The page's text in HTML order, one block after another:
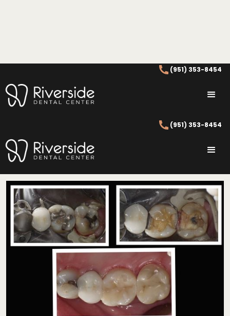
(951) 353-8454
(951) 353-8454
Empastes Dentales
Empastes Dentales